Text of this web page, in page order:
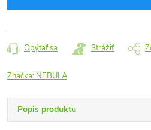
Opýtať sa Strážiť
Značka: NEBULA
Popis produktu